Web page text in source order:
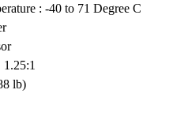
: -40 to 71 Degree C
lb)